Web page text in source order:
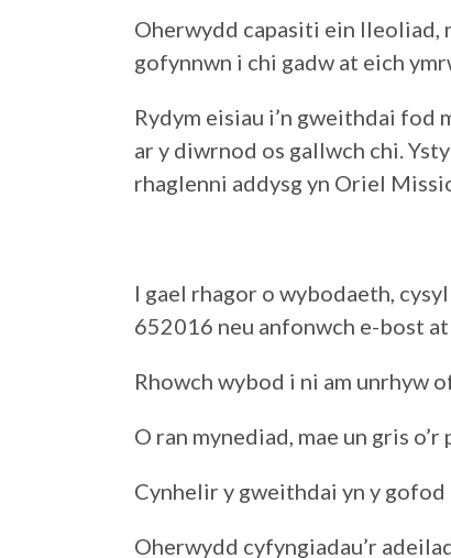
Oherwydd capasiti ein lleoliad,
gofynnwn i chi gadw at eich
Rydym eisiau i’n gweithdai fod
ar y diwrnod os gallwch chi.
rhaglenni addysg yn Oriel
I gael rhagor o wybodaeth,
652016 neu anfonwch e-bost
Rhowch wybod i ni am unrhyw
O ran mynediad, mae un gris
Cynhelir y gweithdai yn y
Oherwydd cyfyngiadau’r